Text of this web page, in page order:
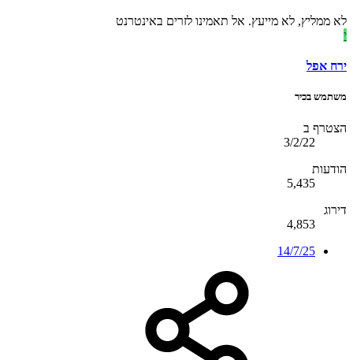
לא ממליץ, לא מייעץ. אל תאמינו לזרים באינטרנט
י
ירח אפל
משתמש בכיר
הצטרף ב
3/2/22
הודעות
5,435
דירוג
4,853
14/7/25